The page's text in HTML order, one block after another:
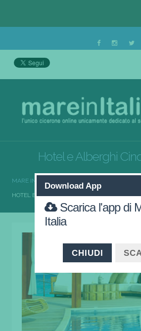
Hotel e Alberghi
MARE IN ITALIA
HOTEL E ALBERGHI CINQUE TERRE
Download App
Scarica l'app di
Italia
CHIUDI